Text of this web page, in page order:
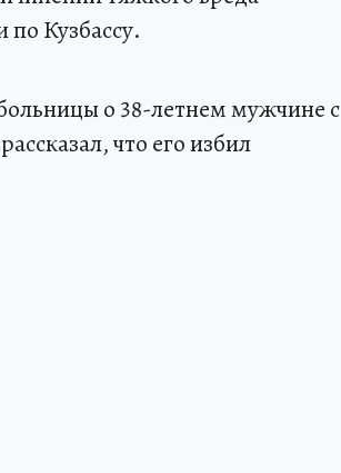
Кузбассу.
о 38-летнем мужчине с
что его избил